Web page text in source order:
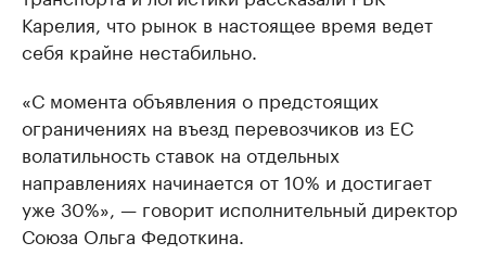
Карелия, что рынок в настоящее время ведет
себя крайне нестабильно.
«С момента объявления о предстоящих
ограничениях на въезд перевозчиков из ЕС
волатильность ставок на отдельных
направлениях начинается от 10% и достигает
уже 30%», — говорит исполнительный директор
Союза Ольга Федоткина.